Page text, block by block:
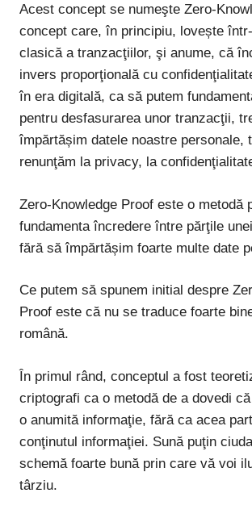
Acest concept se numeşte Zero-
concept care, în principiu, lovește
clasică a tranzacţiilor, şi anume, că
invers proporţională cu
în era digitală, ca să putem
pentru desfasurarea unor tranzacţii,
împărtășim datele noastre personale,
renunţăm la privacy, la
Zero-Knowledge Proof este o metodă
fundamenta încredere între părţile
fără să împărtășim foarte multe date
Ce putem să spunem initial despre
Proof este că nu se traduce foarte
română.
În primul rând, conceptul a fost
criptografi ca o metodă de a dovedi
o anumită informaţie, fără ca acea
conţinutul informaţiei. Sună puţin
schemă foarte bună prin care vă voi
târziu.